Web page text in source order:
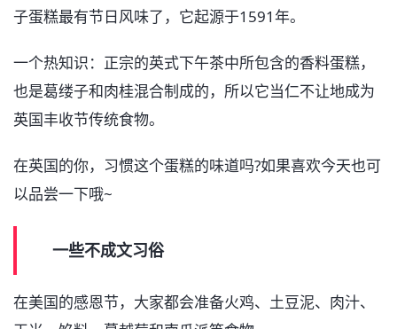
子蛋糕最有节日风味了，它起源于1591年。
一个热知识：正宗的英式下午茶中所包含的香料蛋糕，
也是葛缕子和肉桂混合制成的，所以它当仁不让地成为
英国丰收节传统食物。
在英国的你，习惯这个蛋糕的味道吗?如果喜欢今天也可
以品尝一下哦~
一些不成文习俗
在美国的感恩节，大家都会准备火鸡、土豆泥、肉汁、